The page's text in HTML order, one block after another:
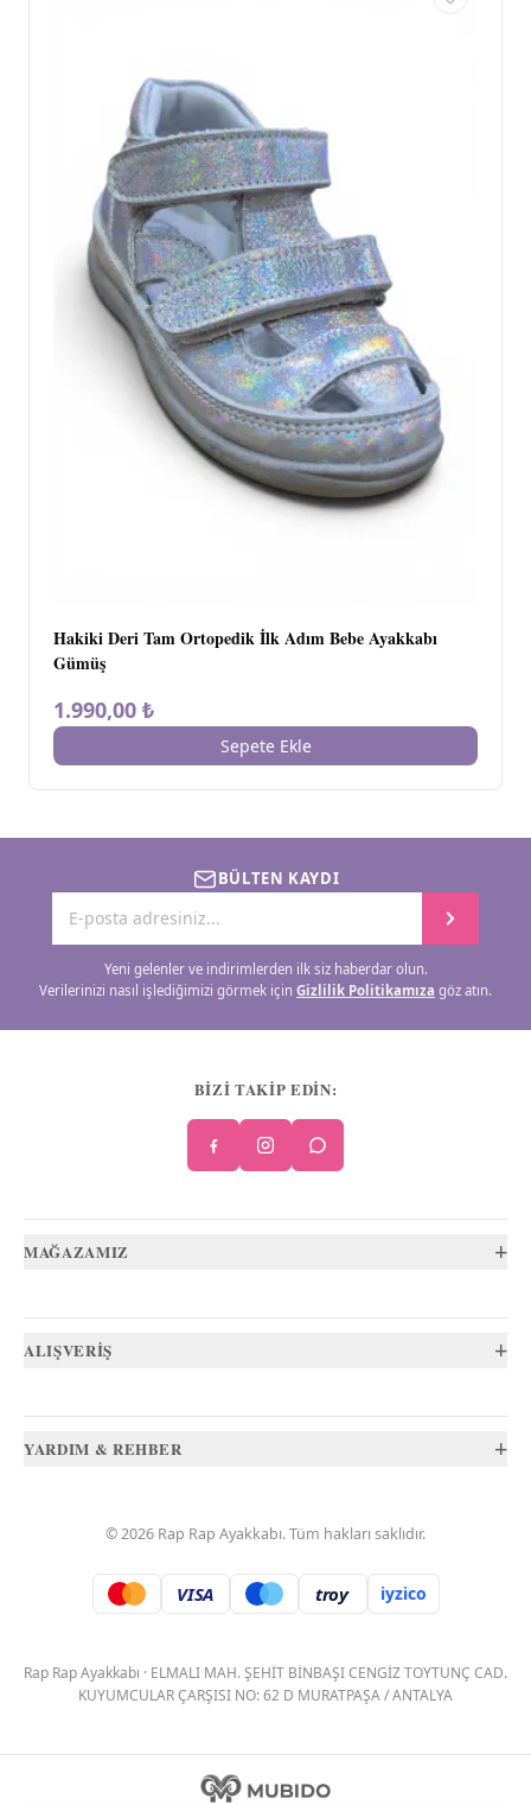
Hakiki Deri Tam Ortopedik İlk Adım Bebe Ayakkabı
Gümüş
1.990,00 ₺
Sepete Ekle
BÜLTEN KAYDI
Yeni gelenler ve indirimlerden ilk siz haberdar olun.
Verilerinizi nasıl işlediğimizi görmek için Gizlilik Politikamıza göz atın.
BİZİ TAKİP EDİN:
MAĞAZAMIZ +
ALIŞVERİŞ +
YARDIM & REHBER +
©2026 Rap Rap Ayakkabı. Tüm hakları saklıdır.
VISA troy. iyzico
Rap Rap Ayakkabı · ELMALI MAH. ŞEHİT BİNBAŞI CENGİZ TOYTUNÇ CAD.
KUYUMCULAR ÇARŞISI NO: 62 D MURATPAŞA / ANTALYA